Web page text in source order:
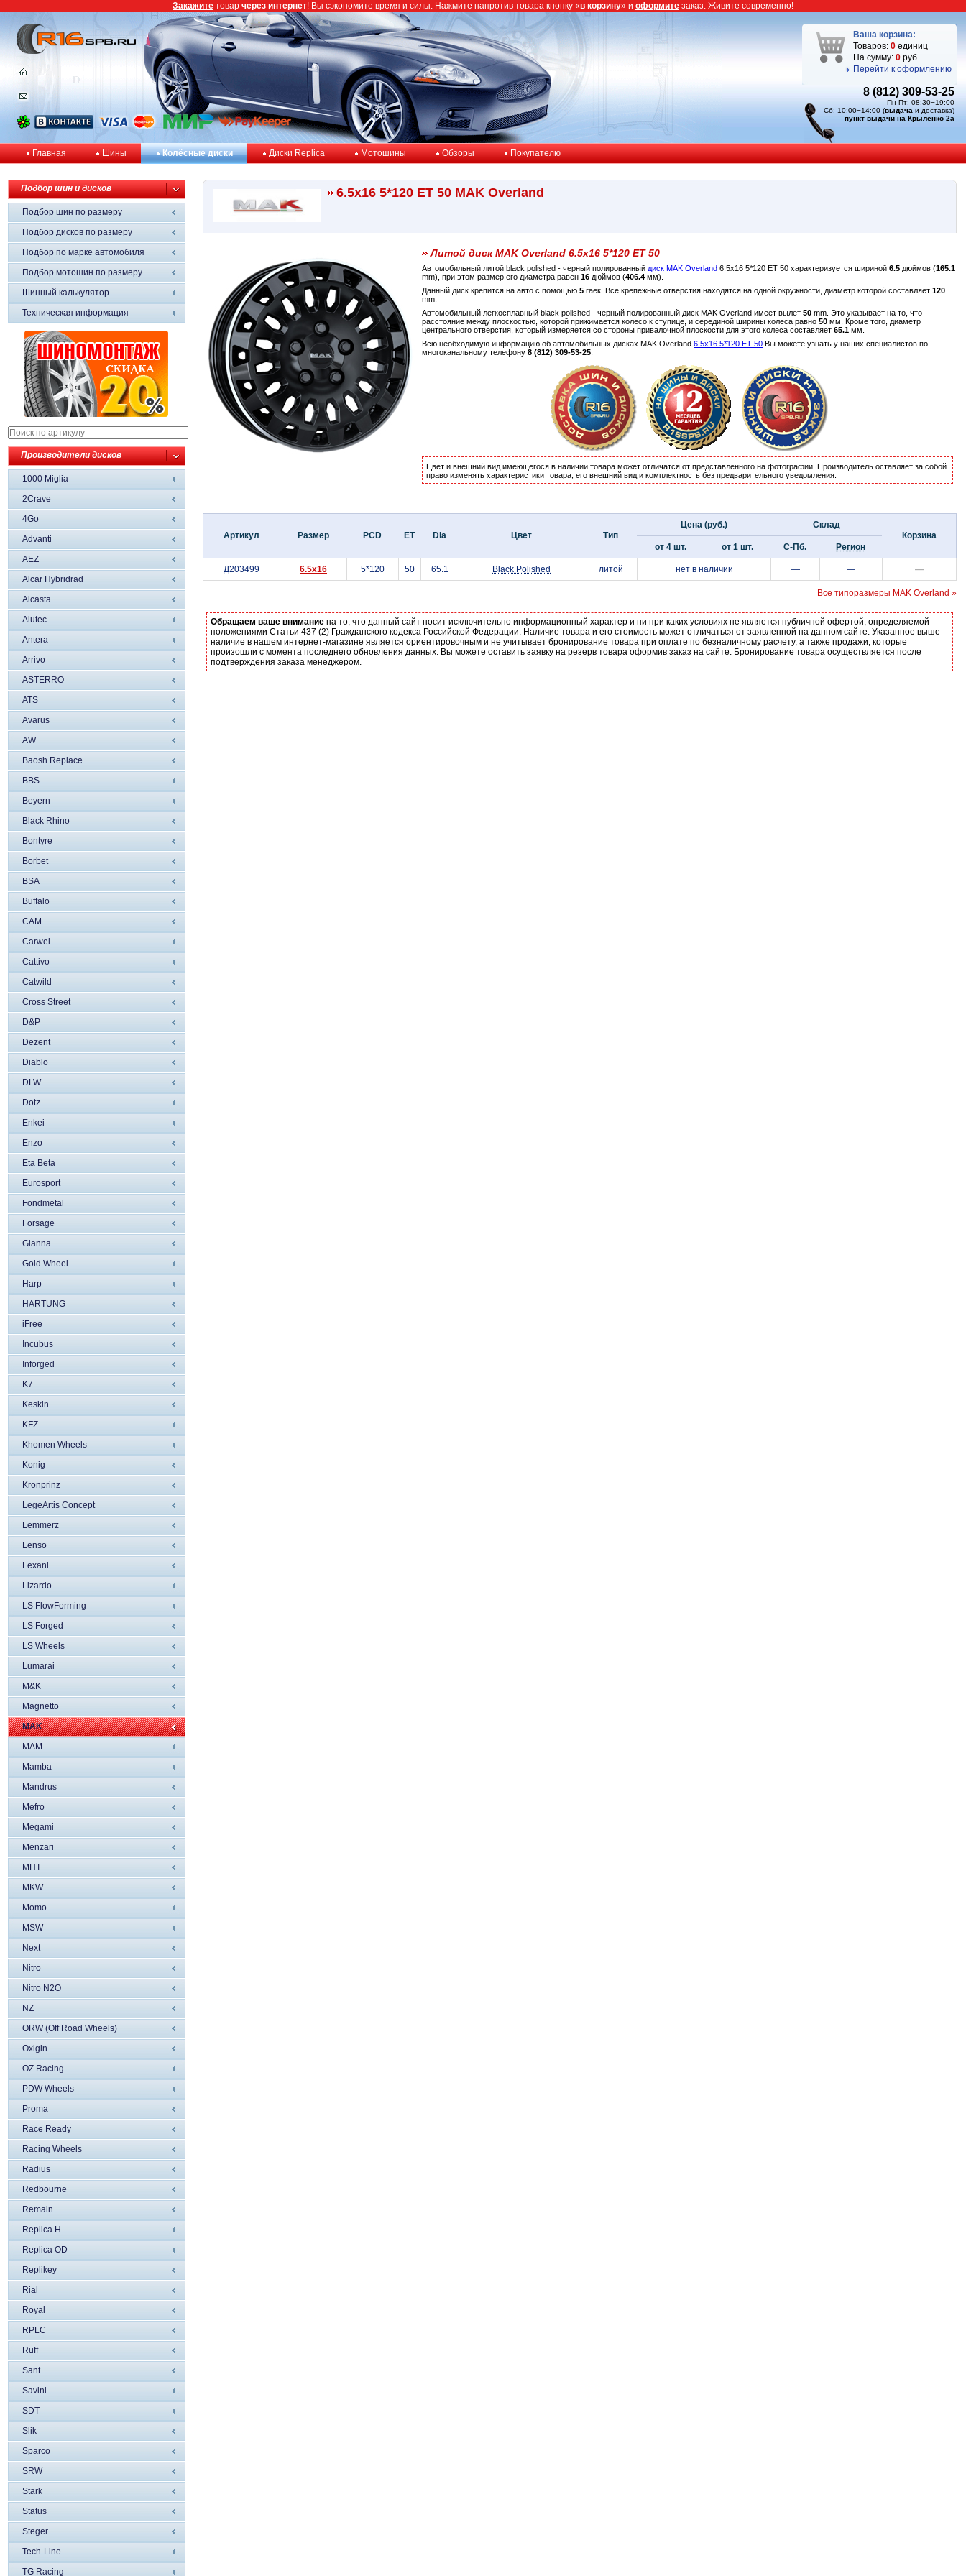
Ваша корзина:
Товаров: 0 единиц
На сумму: 0 руб.
Перейти к оформлению
8 (812) 309-53-25
Пн-Пт: 08:30−19:00
Сб: 10:00−14:00 (выдача и доставка)
пункт выдачи на Крыленко 2а
Главная Шины Колёсные диски Диски Replica Мотошины Обзоры Покупателю
Подбор шин и дисков
Подбор шин по размеру
Подбор дисков по размеру
Подбор по марке автомобиля
Подбор мотошин по размеру
Шинный калькулятор
Техническая информация
Производители дисков
1000 Miglia
2Crave
4Go
Advanti
AEZ
Alcar Hybridrad
Alcasta
Alutec
Antera
Arrivo
ASTERRO
ATS
Avarus
AW
Baosh Replace
BBS
Beyern
Black Rhino
Bontyre
Borbet
BSA
Buffalo
CAM
Carwel
Cattivo
Catwild
Cross Street
D&P
Dezent
Diablo
DLW
Dotz
Enkei
Enzo
Eta Beta
Eurosport
Fondmetal
Forsage
Gianna
Gold Wheel
Harp
HARTUNG
iFree
Incubus
Inforged
K7
Keskin
KFZ
Khomen Wheels
Konig
Kronprinz
LegeArtis Concept
Lemmerz
Lenso
Lexani
Lizardo
LS FlowForming
LS Forged
LS Wheels
Lumarai
M&K
Magnetto
MAK
MAM
Mamba
Mandrus
Mefro
Megami
Menzari
MHT
MKW
Momo
MSW
Next
Nitro
Nitro N2O
NZ
ORW (Off Road Wheels)
Oxigin
OZ Racing
PDW Wheels
Proma
Race Ready
Racing Wheels
Radius
Redbourne
Remain
Replica H
Replica OD
Replikey
Rial
Royal
RPLC
Ruff
Sant
Savini
SDT
Slik
Sparco
SRW
Stark
Status
Steger
Tech-Line
TG Racing
6.5x16 5*120 ET 50 MAK Overland
Литой диск MAK Overland 6.5x16 5*120 ET 50
Автомобильный литой black polished - черный полированный диск MAK Overland 6.5x16 5*120 ET 50 характеризуется шириной 6.5 дюймов (165.1
mm), при этом размер его диаметра равен 16 дюймов (406.4 мм).
Данный диск крепится на авто с помощью 5 гаек. Все крепёжные отверстия находятся на одной окружности, диаметр которой составляет 120
mm.
Автомобильный легкосплавный black polished - черный полированный диск MAK Overland имеет вылет 50 mm. Это указывает на то, что
расстояние между плоскостью, которой прижимается колесо к ступице, и серединой ширины колеса равно 50 мм. Кроме того, диаметр
центрального отверстия, который измеряется со стороны привалочной плоскости для этого колеса составляет 65.1 мм.
Всю необходимую информацию об автомобильных дисках MAK Overland 6.5x16 5*120 ET 50 Вы можете узнать у наших специалистов по
многоканальному телефону 8 (812) 309-53-25
Цвет и внешний вид имеющегося в наличии товара может отличатся от представленного на фотографии. Производитель оставляет за собой
право изменять характеристики товара, его внешний вид и комплектность без предварительного уведомления.
Артикул Размер PCD ET Dia Цвет Тип
Цена (руб.)
Склад
Корзина
от 4 шт.
от 1 шт. С-Пб. Регион
Д203499 6.5x16 5*120 50 65.1 Black Polished литой нет в наличии — — —
Все типоразмеры MAK Overland »
Обращаем ваше внимание на то, что данный сайт носит исключительно информационный характер и ни при каких условиях не является публичной офертой, определяемой
положениями Статьи 437 (2) Гражданского кодекса Российской Федерации. Наличие товара и его стоимость может отличаться от заявленной на данном сайте. Указанное выше
наличие в нашем интернет-магазине является ориентировочным и не учитывает бронирование товара при оплате по безналичному расчету, а также продажи, которые
произошли с момента последнего обновления данных. Вы можете оставить заявку на резерв товара оформив заказ на сайте. Бронирование товара осуществляется после
подтверждения заказа менеджером.
Закажите товар через интернет! Вы сэкономите время и силы. Нажмите напротив товара кнопку «в корзину» и оформите заказ. Живите современно!